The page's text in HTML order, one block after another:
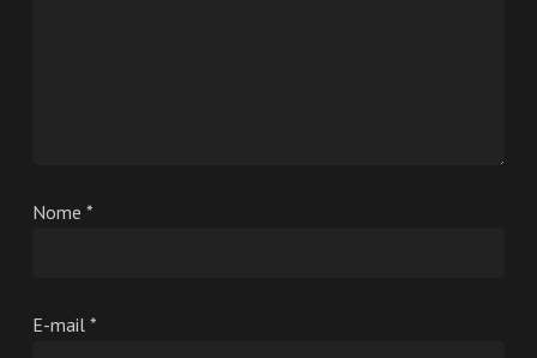
Nome *
E-mail *